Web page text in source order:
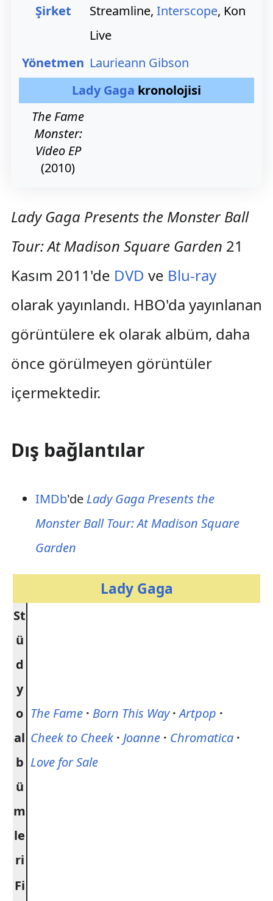
Şirket Streamline, Interscope, Kon
Live
Yönetmen Laurieann Gibson
Lady Gaga kronolojisi
The Fame
Monster:
Video EP
(2010)
Lady Gaga Presents the Monster Ball
Tour: At Madison Square Garden 21
Kasım 2011'de DVD ve Blu-ray
olarak yayınlandı. HBO'da yayınlanan
görüntülere ek olarak albüm, daha
önce görülmeyen görüntüler
içermektedir.
Dış bağlantılar
IMDb'de Lady Gaga Presents the
Monster Ball Tour: At Madison Square
Garden
Lady Gaga
St
ü
d
y
o
al
b
ü
m
le
ri
The Fame · Born This Way · Artpop ·
Cheek to Cheek · Joanne · Chromatica ·
Love for Sale
Fi